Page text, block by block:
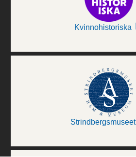
Kvinnohistoriska
Strindbergsmuseet